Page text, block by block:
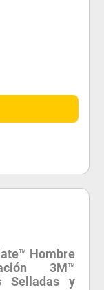
Hombre
3M™
Selladas y